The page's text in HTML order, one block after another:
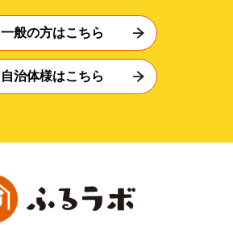
一般の方はこちら
自治体様はこちら